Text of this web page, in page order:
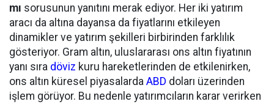
mı sorusunun yanıtını merak ediyor. Her iki yatırım
aracı da altına dayansa da fiyatlarını etkileyen
dinamikler ve yatırım şekilleri birbirinden farklılık
gösteriyor. Gram altın, uluslararası ons altın fiyatının
yanı sıra döviz kuru hareketlerinden de etkilenirken,
ons altın küresel piyasalarda ABD doları üzerinden
işlem görüyor. Bu nedenle yatırımcıların karar verirken